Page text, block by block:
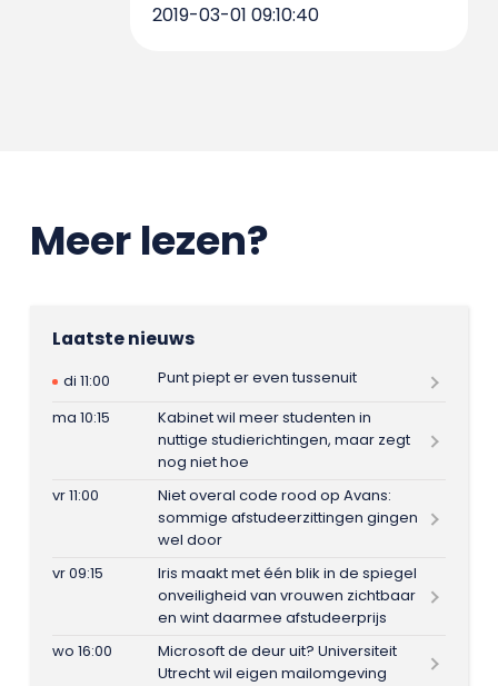
2019-03-01 09:10:40
Meer lezen?
Laatste nieuws
di 11:00
Punt piept er even tussenuit
ma 10:15
Kabinet wil meer studenten in
nuttige studierichtingen, maar zegt
nog niet hoe
vr 11:00
Niet overal code rood op Avans:
sommige afstudeerzittingen gingen
wel door
vr 09:15
Iris maakt met één blik in de spiegel
onveiligheid van vrouwen zichtbaar
en wint daarmee afstudeerprijs
wo 16:00
Microsoft de deur uit? Universiteit
Utrecht wil eigen mailomgeving